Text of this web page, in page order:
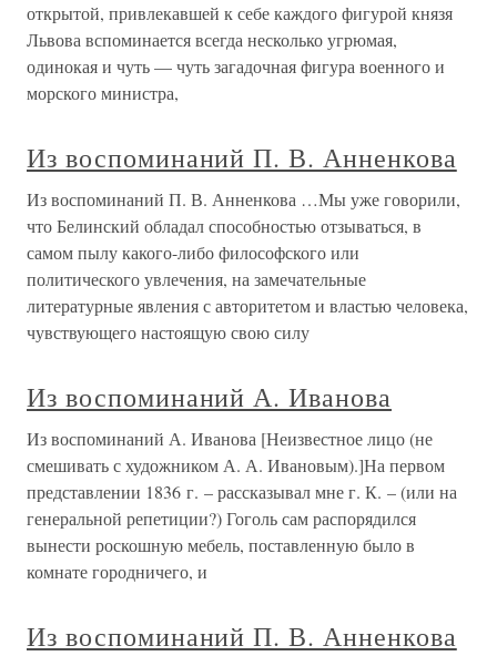
открытой, привлекавшей к себе каждого фигурой князя
Львова вспоминается всегда несколько угрюмая,
одинокая и чуть — чуть загадочная фигура военного и
морского министра,
Из воспоминаний П. В. Анненкова
Из воспоминаний П. В. Анненкова …Мы уже говорили,
что Белинский обладал способностью отзываться, в
самом пылу какого-либо философского или
политического увлечения, на замечательные
литературные явления с авторитетом и властью человека,
чувствующего настоящую свою силу
Из воспоминаний А. Иванова
Из воспоминаний А. Иванова [Неизвестное лицо (не
смешивать с художником А. А. Ивановым).]На первом
представлении 1836 г. – рассказывал мне г. К. – (или на
генеральной репетиции?) Гоголь сам распорядился
вынести роскошную мебель, поставленную было в
комнате городничего, и
Из воспоминаний П. В. Анненкова